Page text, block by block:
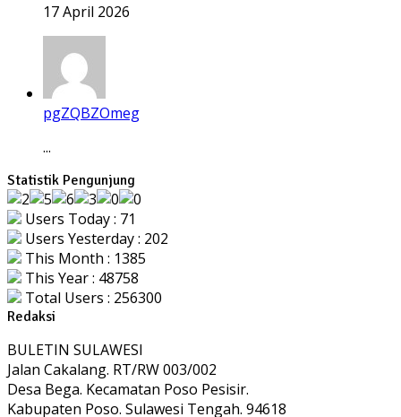
17 April 2026
pgZQBZOmeg
...
Statistik Pengunjung
Users Today : 71
Users Yesterday : 202
This Month : 1385
This Year : 48758
Total Users : 256300
Redaksi
BULETIN SULAWESI
Jalan Cakalang. RT/RW 003/002
Desa Bega. Kecamatan Poso Pesisir.
Kabupaten Poso. Sulawesi Tengah. 94618